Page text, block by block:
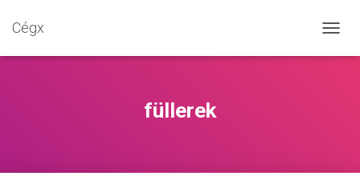
Cégx
BE-/
füllerek